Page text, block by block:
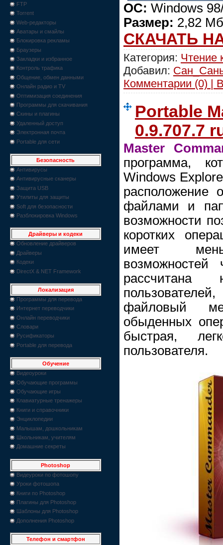
FTP
Torrent
Web-редакторы
Аватары и смайлы
Блокировка рекламы
Браузеры
Закладки и избранное
Контроль трафика
Общение, обмен данными
Онлайн радио и TV
Оптимизация соединения
Программы для скачивания
Скины и плагины
Удаленный доступ
Электронная почта
Portable для сети
Безопасность
Антивирусы
Антивирусные сканеры
Защита USB
Утилиты для защиты
Soft для безопасности
Разблокировка Windows
Драйверы и кодеки
Обновление драйверов
Драйверы
Кодеки
DirectX & NET Framework
Локализация
Программы для перевода
Интернет переводчики
Онлайн переводчики
Словари
Русификаторы
Portable для перевода
Обучение
Видеоуроки
Обучающие программы
Обучающие игры
Клавиатурные тренажеры
Книги и справочники
Энциклопедии
Малышам, дошкольникам
Школьникам, учителям
Домашние секреты
Photoshop
Видеуроки по фотошопу
Уроки фотошопа
Книги по Photoshop
Плагины для Photoshop
Шаблоны для Photoshop
Дополнения Photoshop
Телефон и смартфон
ОС: Windows
Размер: 2,82
СКАЧАТЬ
Категория: Чтение
Добавил:
Комментарии (0) |
Portable
0.9.707.7
Master
программа,
Windows
расположение
файлами и
возможности
коротких
имеет
файловый
обыденных
быстрая,
пользователя.